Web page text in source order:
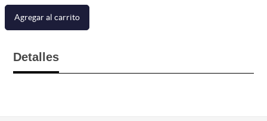
Agregar al carrito
Detalles